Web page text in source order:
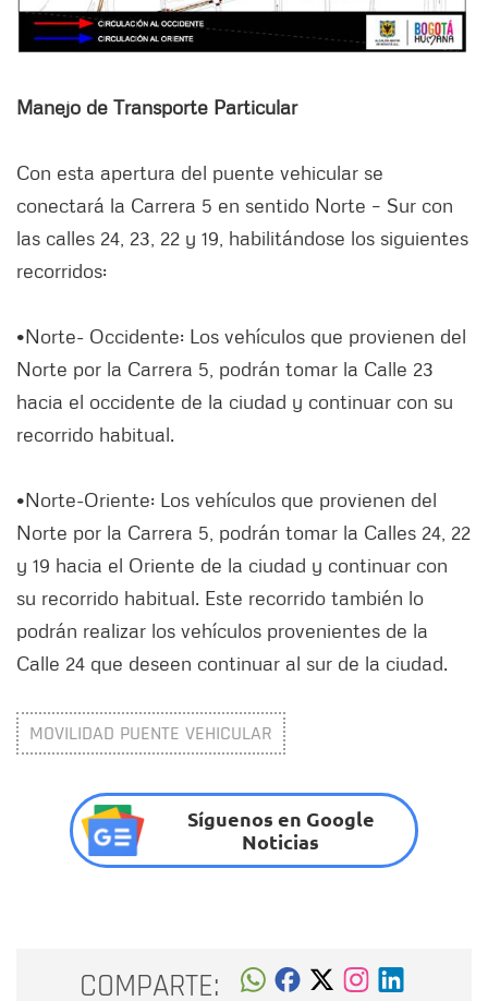
Manejo de Transporte Particular
Con esta apertura del puente vehicular se
conectará la Carrera 5 en sentido Norte – Sur con
las calles 24, 23, 22 y 19, habilitándose los siguientes
recorridos:
•Norte- Occidente: Los vehículos que provienen del
Norte por la Carrera 5, podrán tomar la Calle 23
hacia el occidente de la ciudad y continuar con su
recorrido habitual.
•Norte-Oriente: Los vehículos que provienen del
Norte por la Carrera 5, podrán tomar la Calles 24, 22
y 19 hacia el Oriente de la ciudad y continuar con
su recorrido habitual. Este recorrido también lo
podrán realizar los vehículos provenientes de la
Calle 24 que deseen continuar al sur de la ciudad.
MOVILIDAD PUENTE VEHICULAR
Síguenos en Google
Noticias
COMPARTE: